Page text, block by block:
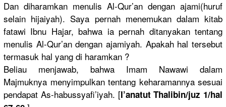
Dan diharamkan menulis Al-Qur’an dengan ajami(huruf
selain hijaiyah). Saya pernah menemukan dalam kitab
fatawi Ibnu Hajar, bahwa ia pernah ditanyakan tentang
menulis Al-Qur’an dengan ajamiyah. Apakah hal tersebut
termasuk hal yang di haramkan ?
Beliau menjawab, bahwa Imam Nawawi dalam
Majmuknya menyimpulkan tentang keharamannya sesuai
pendapat As-habussyafi’iyah. [I’anatut Thalibin/juz 1/hal